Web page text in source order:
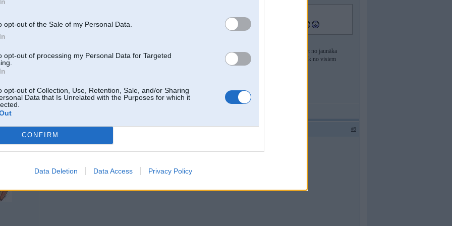
opt-out of the Sale of my Personal Data.
opt-out of processing my Personal Data for Targeted
opt-out of Collection, Use, Retention, Sale, and/or Sharing
Data that Is Unrelated with the Purposes for which it
CONFIRM
Data Deletion Data Access Privacy Policy
ja nu ir vēlme tikt pie 'jaunās' paaudzes 5. sērijas tds (e39 525tds), tad pado ziņu. manējam problēmu nav
Paldies par piedāvājumu bet man e39 vizuāli nepatīk.nesaku ka nesmuks. Gaume tāda. Apsveru drīzāk parsviest no jaunāka
braucamā motoru sava zārkā iekšā kad jutīšu ka m51 mani vairs neapmierina jo vizuāli man e34 patīk viss vairāk no visiem
#9
Nja,uz ielam reti var redzet baudamu e34